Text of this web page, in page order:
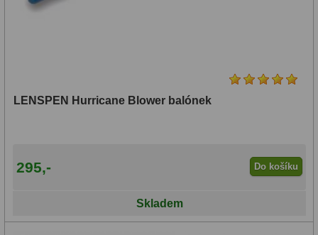
LENSPEN Hurricane Blower balónek
295,- Do košíku
Skladem